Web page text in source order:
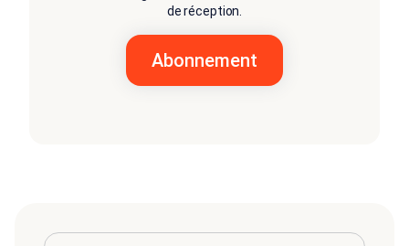
de réception.